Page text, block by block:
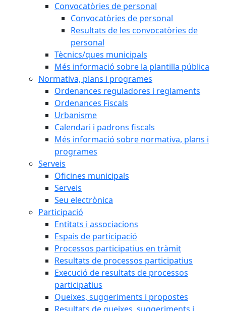
Convocatòries de personal
Convocatòries de personal
Resultats de les convocatòries de
personal
Tècnics/ques municipals
Més informació sobre la plantilla pública
Normativa, plans i programes
Ordenances reguladores i reglaments
Ordenances Fiscals
Urbanisme
Calendari i padrons fiscals
Més informació sobre normativa, plans i
programes
Serveis
Oficines municipals
Serveis
Seu electrònica
Participació
Entitats i associacions
Espais de participació
Processos participatius en tràmit
Resultats de processos participatius
Execució de resultats de processos
participatius
Queixes, suggeriments i propostes